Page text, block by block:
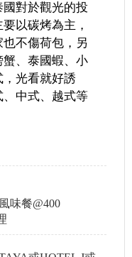
對於觀光的投
以碳烤為主，
不傷荷包，另
、泰國蝦、小
光看就好誘
、中式、越式等
味餐@400